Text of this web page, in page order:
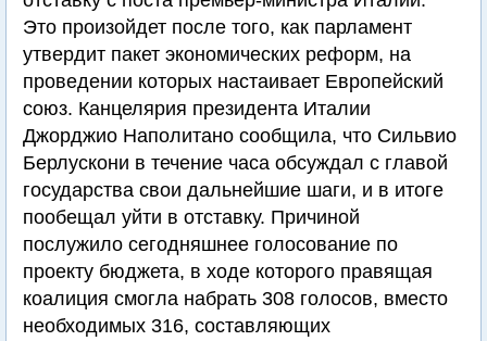
Это произойдет после того, как парламент
утвердит пакет экономических реформ, на
проведении которых настаивает Европейский
союз. Канцелярия президента Италии
Джорджио Наполитано сообщила, что Сильвио
Берлускони в течение часа обсуждал с главой
государства свои дальнейшие шаги, и в итоге
пообещал уйти в отставку. Причиной
послужило сегодняшнее голосование по
проекту бюджета, в ходе которого правящая
коалиция смогла набрать 308 голосов, вместо
необходимых 316, составляющих